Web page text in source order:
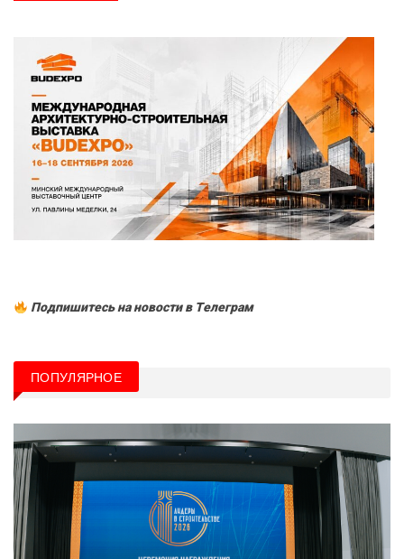
Подпишитесь на новости в Tелеграм
ПОПУЛЯРНОЕ